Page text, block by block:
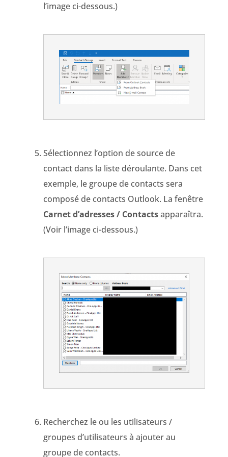
l’image ci-dessous.)
Sélectionnez l’option de source de
contact dans la liste déroulante. Dans cet
exemple, le groupe de contacts sera
composé de contacts Outlook. La fenêtre
Carnet d’adresses / Contactsapparaîtra.
(Voir l’image ci-dessous.)
Recherchez le ou les utilisateurs /
groupes d’utilisateurs à ajouter au
groupe de contacts.